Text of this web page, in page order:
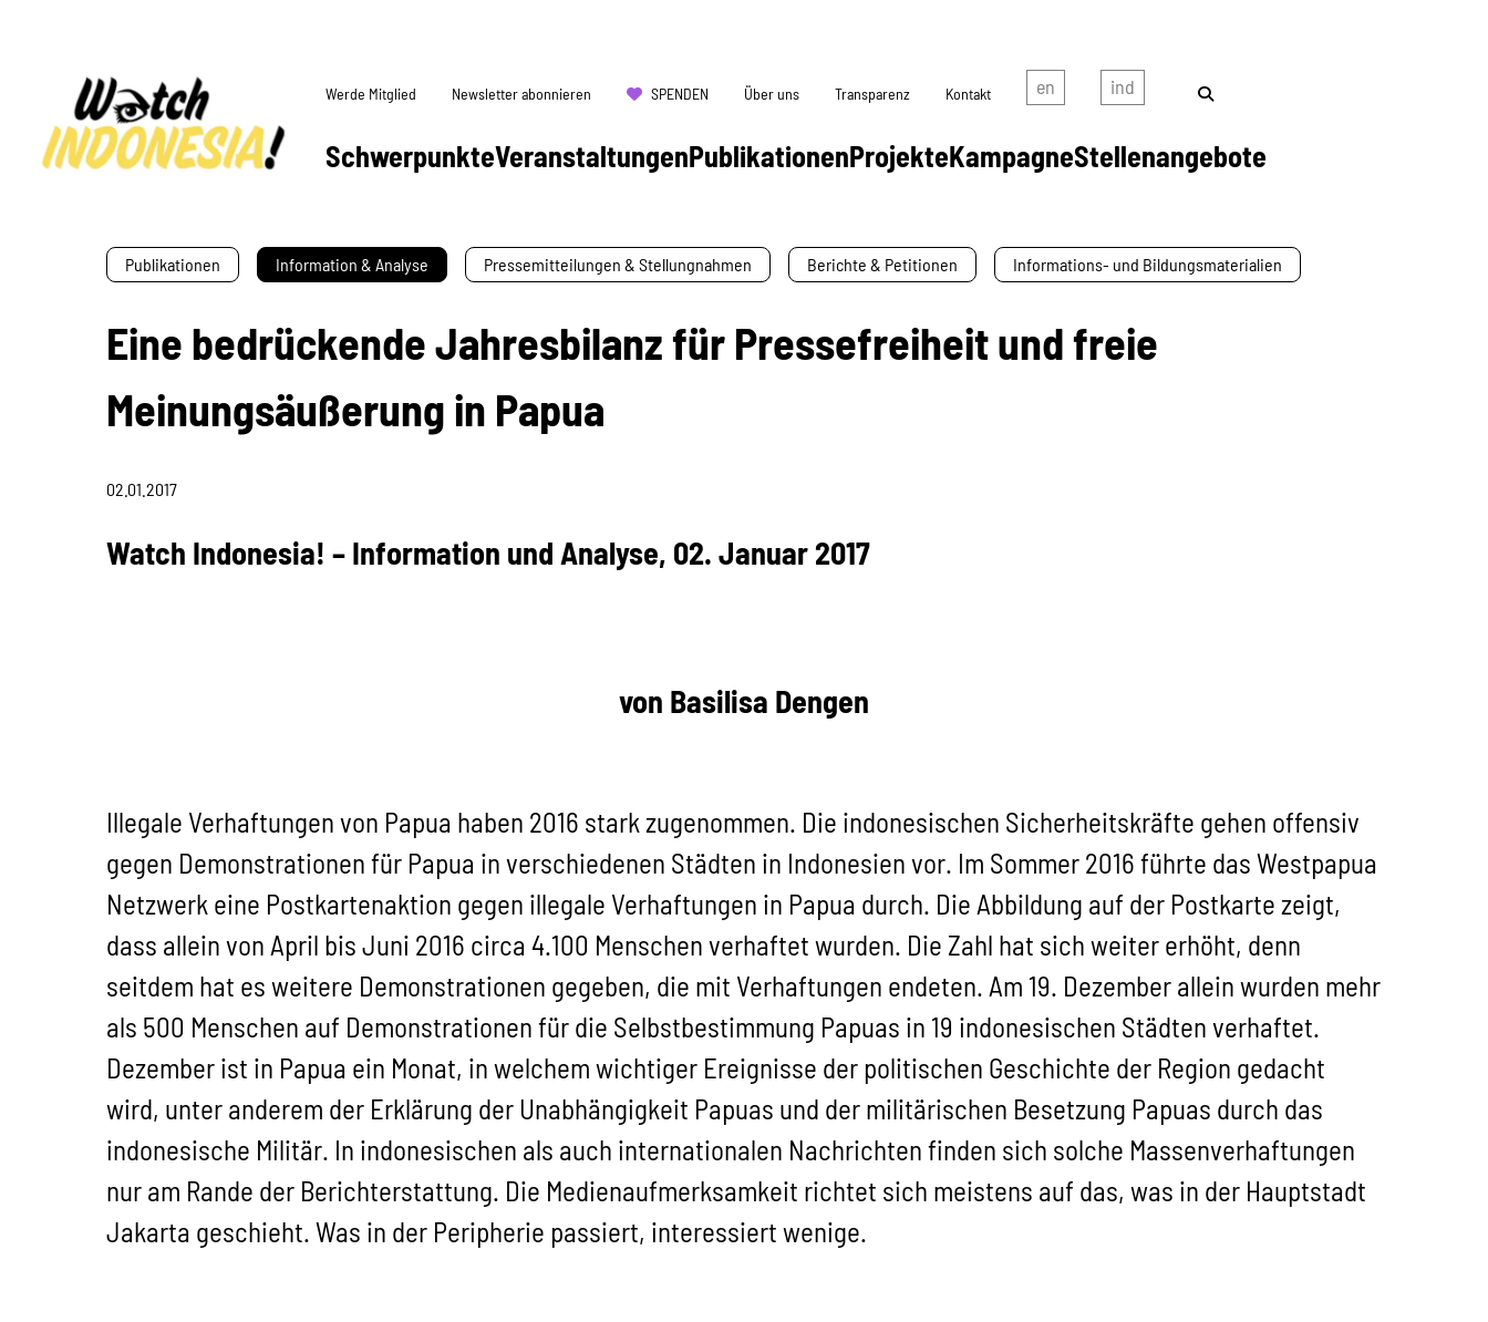
SchwerpunkteVeranstaltungenPublikationenProjekteKampagneStellenangebote
Werde Mitglied Newsletter abonnieren SPENDEN Über uns Transparenz Kontakt
Publikationen Information & Analyse Pressemitteilungen & Stellungnahmen Berichte & Petitionen Informations- und Bildungsmaterialien
Eine bedrückende Jahresbilanz für Pressefreiheit und freie
Meinungsäußerung in Papua
02.01.2017
Watch Indonesia! – Information und Analyse, 02. Januar 2017
von Basilisa Dengen
Illegale Verhaftungen von Papua haben 2016 stark zugenommen. Die indonesischen Sicherheitskräfte gehen offensiv
gegen Demonstrationen für Papua in verschiedenen Städten in Indonesien vor. Im Sommer 2016 führte das Westpapua
Netzwerk eine Postkartenaktion gegen illegale Verhaftungen in Papua durch. Die Abbildung auf der Postkarte zeigt,
dass allein von April bis Juni 2016 circa 4.100 Menschen verhaftet wurden. Die Zahl hat sich weiter erhöht, denn
seitdem hat es weitere Demonstrationen gegeben, die mit Verhaftungen endeten. Am 19. Dezember allein wurden mehr
als 500 Menschen auf Demonstrationen für die Selbstbestimmung Papuas in 19 indonesischen Städten verhaftet.
Dezember ist in Papua ein Monat, in welchem wichtiger Ereignisse der politischen Geschichte der Region gedacht
wird, unter anderem der Erklärung der Unabhängigkeit Papuas und der militärischen Besetzung Papuas durch das
indonesische Militär. In indonesischen als auch internationalen Nachrichten finden sich solche Massenverhaftungen
nur am Rande der Berichterstattung. Die Medienaufmerksamkeit richtet sich meistens auf das, was in der Hauptstadt
Jakarta geschieht. Was in der Peripherie passiert, interessiert wenige.